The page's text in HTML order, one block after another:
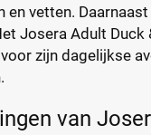
vetten.
Josera Adult
zijn dagelijkse
van